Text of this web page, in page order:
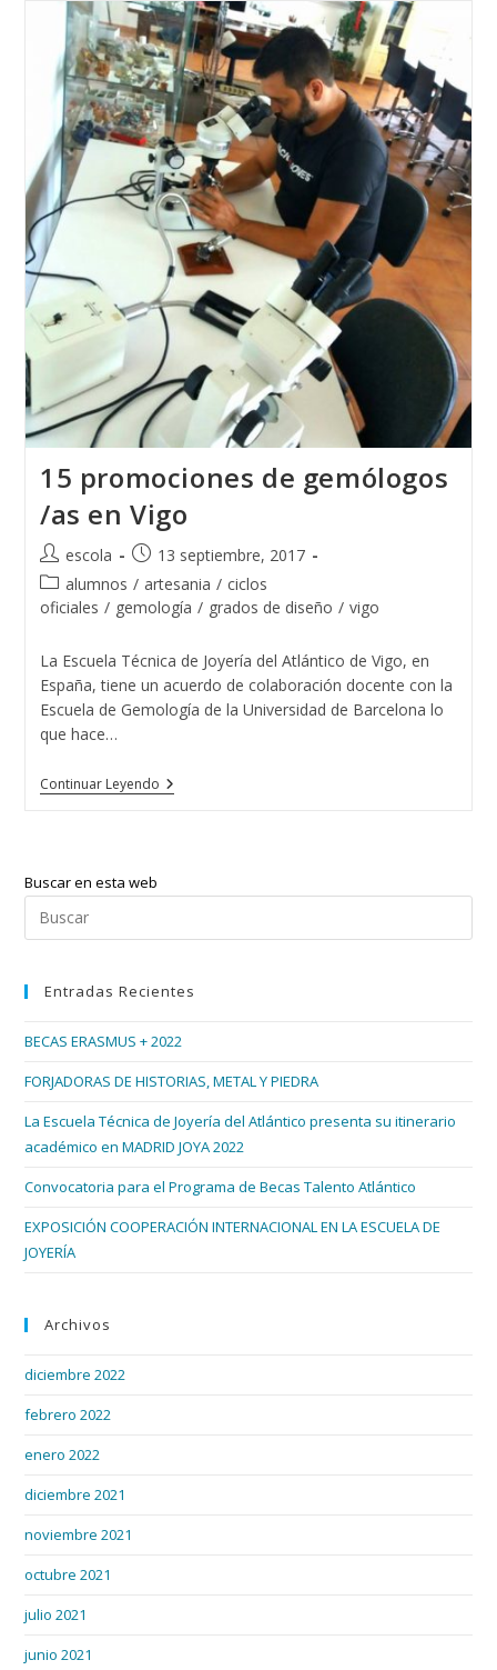
De
Joyería
Del
Atlántico
En
República
Dominicana
15 promociones de gemólogos
/as en Vigo
Autor
de
la
escola
Publicación
de
la
entrada:
13 septiembre, 2017
Categoría
de
entrada:
alumnos / artesania / ciclos
oficiales / gemología / grados de diseño / vigo
La Escuela Técnica de Joyería del Atlántico de Vigo, en
España, tiene un acuerdo de colaboración docente con la
Escuela de Gemología de la Universidad de Barcelona lo
que hace…
Continuar Leyendo15
Promociones
Buscar en esta web
Entradas Recientes
BECAS ERASMUS + 2022
FORJADORAS DE HISTORIAS, METAL Y PIEDRA
La Escuela Técnica de Joyería del Atlántico presenta su itinerario
académico en MADRID JOYA 2022
Convocatoria para el Programa de Becas Talento Atlántico
EXPOSICIÓN COOPERACIÓN INTERNACIONAL EN LA ESCUELA DE
JOYERÍA
Archivos
diciembre 2022
febrero 2022
enero 2022
diciembre 2021
noviembre 2021
octubre 2021
julio 2021
junio 2021